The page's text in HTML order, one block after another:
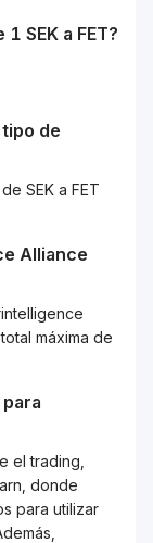
1 SEK a FET?
de
SEK a FET
Alliance
máxima de
el trading,
donde
para utilizar